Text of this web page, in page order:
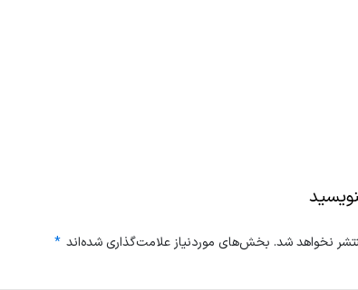
نخواهد شد. بخش‌های موردنیاز علامت‌گذاری شده‌اند *